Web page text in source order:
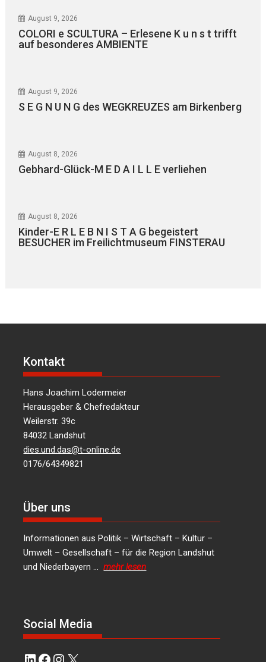
August 9, 2026
COLORI e SCULTURA – Erlesene K u n s t trifft
auf besonderes AMBIENTE
August 9, 2026
S E G N U N G des WEGKREUZES am Birkenberg
August 8, 2026
Gebhard-Glück-M E D A I L L E verliehen
August 8, 2026
Kinder-E R L E B N I S T A G begeistert
BESUCHER im Freilichtmuseum FINSTERAU
Kontakt
Hans Joachim Lodermeier
Herausgeber & Chefredakteur
Weilerstr. 39c
84032 Landshut
dies.und.das@t-online.de
0176/64349821
Über uns
Informationen aus Politik – Wirtschaft – Kultur –
Umwelt – Gesellschaft – für die Region Landshut
und Niederbayern …mehr lesen
Social Media
LinkedIn
Facebook
Instagram
X